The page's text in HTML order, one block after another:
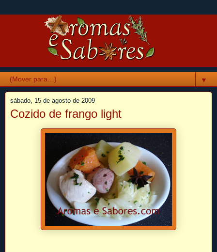
▼
sábado, 15 de agosto de 2009
Cozido de frango light